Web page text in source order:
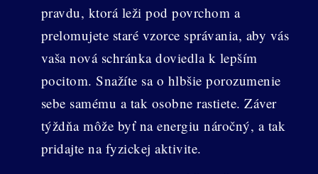
pravdu, ktorá leži pod povrchom a
prelomujete staré vzorce správania, aby vás
vaša nová schránka doviedla k lepším
pocitom. Snažíte sa o hlbšie porozumenie
sebe samému a tak osobne rastiete. Záver
týždňa môže byť na energiu náročný, a tak
pridajte na fyzickej aktivite.